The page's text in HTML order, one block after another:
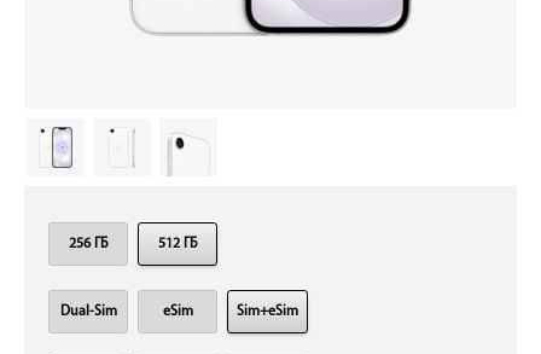
256 ГБ 512 ГБ
Dual-Sim eSim Sim+eSim